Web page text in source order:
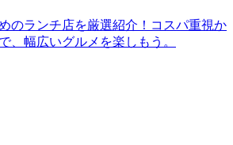
のランチ店を厳選紹介！コスパ重視か
、幅広いグルメを楽しもう。